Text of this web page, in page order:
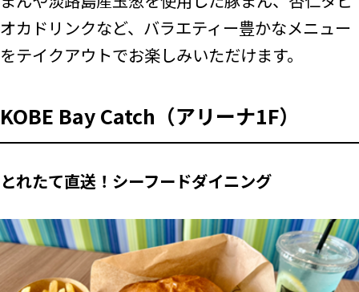
オカドリンクなど、バラエティー豊かなメニュー
をテイクアウトでお楽しみいただけます。
KOBE Bay Catch（アリーナ1F）
とれたて直送！シーフードダイニング